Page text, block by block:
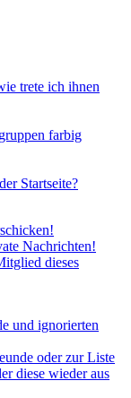
trete ich ihnen
farbig
Startseite?
Nachrichten!
dieses
und ignorierten
oder zur Liste
diese wieder aus